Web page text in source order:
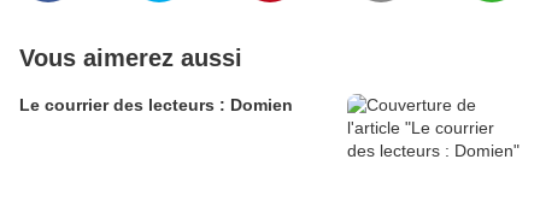
Vous aimerez aussi
Le courrier des lecteurs : Domien